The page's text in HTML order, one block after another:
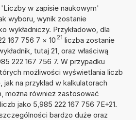
w zapisie naukowym'
wyboru, wynik zostanie
wykładniczy. Przykładowo, dla
167 756 7 × 10 21 liczba zostanie
tutaj 21, oraz właściwą
222 167 756 7. W przypadku
możliwości wyświetlania liczb
jak na przykład w kalkulatorach
można również zastosować
jako 5,985 222 167 756 7E+21.
bardzo duże oraz